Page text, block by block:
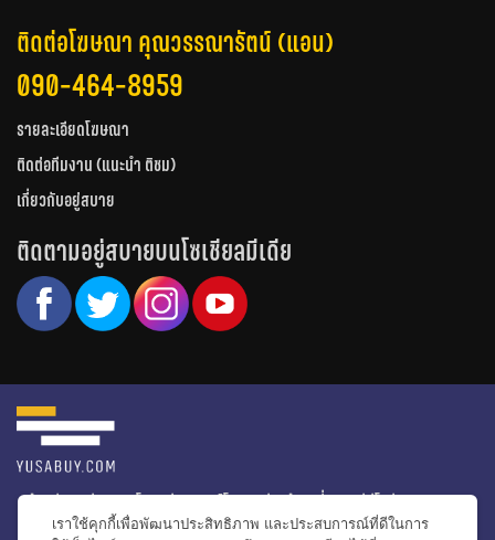
ติดต่อโฆษณา คุณวรรณารัตน์ (แอน)
090-464-8959
รายละเอียดโฆษณา
ติดต่อทีมงาน (แนะนำ ติชม)
เกี่ยวกับอยู่สบาย
ติดตามอยู่สบายบนโซเชียลมีเดีย
หน้าหลัก รีวิวคอนโด รีวิวทาวน์โฮม รีวิวบ้านเดี่ยว
วีดีโอรีวิว
เราใช้คุกกี้เพื่อพัฒนาประสิทธิภาพ และประสบการณ์ที่ดีในการ